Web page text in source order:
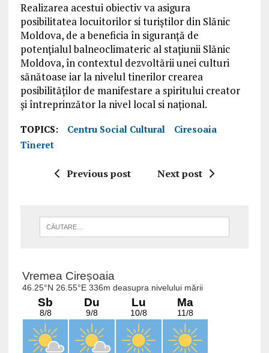
Realizarea acestui obiectiv va asigura
posibilitatea locuitorilor si turiștilor din Slănic
Moldova, de a beneficia în siguranță de
potențialul balneoclimateric al stațiunii Slănic
Moldova, în contextul dezvoltării unei culturi
sănătoase iar la nivelul tinerilor crearea
posibilităților de manifestare aspiritului creator
și întreprinzător la nivel local si național.
TOPICS: Centru Social Cultural
Ciresoaia
Tineret
Previous post Next post